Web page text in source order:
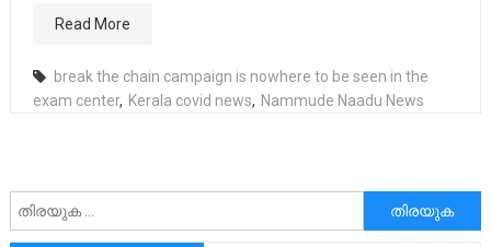
Read More
break the chain campaign is nowhere to be seen in the
exam center, Kerala covid news, Nammude Naadu News
അനേഷിക്കുക